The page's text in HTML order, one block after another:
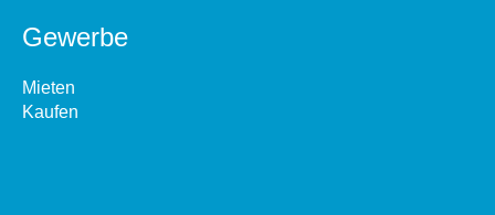
Gewerbe
Mieten
Kaufen